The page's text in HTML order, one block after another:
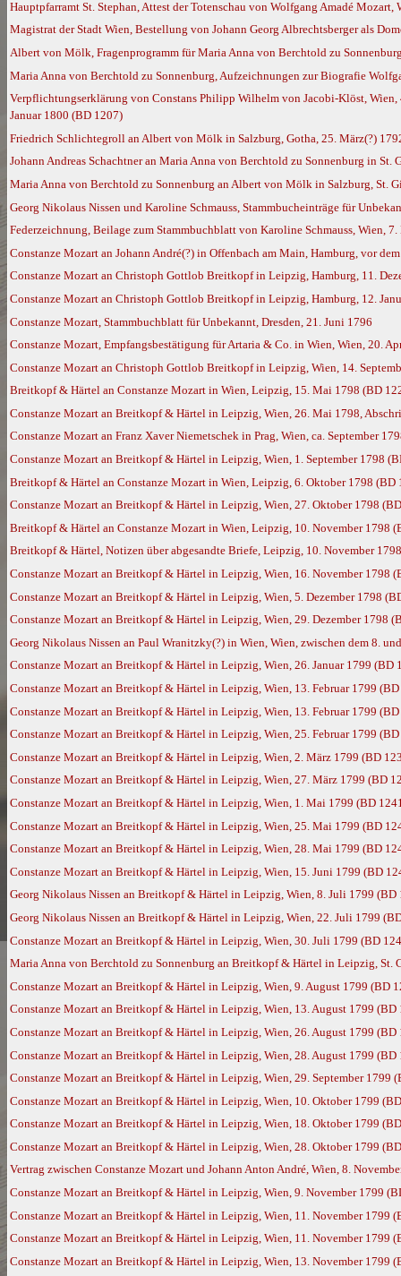
Hauptpfarramt St. Stephan, Attest der Totenschau von Wolfgang Amadé Mozart,
Magistrat der Stadt Wien, Bestellung von Johann Georg Albrechtsberger als
Albert von Mölk, Fragenprogramm für Maria Anna von Berchtold zu
Maria Anna von Berchtold zu Sonnenburg, Aufzeichnungen zur Biografie
Verpflichtungserklärung von Constans Philipp Wilhelm von Jacobi-Klöst,
Januar 1800 (BD 1207)
Friedrich Schlichtegroll an Albert von Mölk in Salzburg, Gotha, 25. März(?)
Johann Andreas Schachtner an Maria Anna von Berchtold zu Sonnenburg in
Maria Anna von Berchtold zu Sonnenburg an Albert von Mölk in Salzburg, St.
Georg Nikolaus Nissen und Karoline Schmauss, Stammbucheinträge für
Federzeichnung, Beilage zum Stammbuchblatt von Karoline Schmauss, Wien,
Constanze Mozart an Johann André(?) in Offenbach am Main, Hamburg, vor
Constanze Mozart an Christoph Gottlob Breitkopf in Leipzig, Hamburg, 11.
Constanze Mozart an Christoph Gottlob Breitkopf in Leipzig, Hamburg, 12.
Constanze Mozart, Stammbuchblatt für Unbekannt, Dresden, 21. Juni 1796
Constanze Mozart, Empfangsbestätigung für Artaria & Co. in Wien, Wien, 20.
Constanze Mozart an Christoph Gottlob Breitkopf in Leipzig, Wien, 14.
Breitkopf & Härtel an Constanze Mozart in Wien, Leipzig, 15. Mai 1798 (BD
Constanze Mozart an Breitkopf & Härtel in Leipzig, Wien, 26. Mai 1798,
Constanze Mozart an Franz Xaver Niemetschek in Prag, Wien, ca. September
Constanze Mozart an Breitkopf & Härtel in Leipzig, Wien, 1. September 1798
Breitkopf & Härtel an Constanze Mozart in Wien, Leipzig, 6. Oktober 1798 (BD
Constanze Mozart an Breitkopf & Härtel in Leipzig, Wien, 27. Oktober 1798
Breitkopf & Härtel an Constanze Mozart in Wien, Leipzig, 10. November 1798
Breitkopf & Härtel, Notizen über abgesandte Briefe, Leipzig, 10. November 1798
Constanze Mozart an Breitkopf & Härtel in Leipzig, Wien, 16. November 1798
Constanze Mozart an Breitkopf & Härtel in Leipzig, Wien, 5. Dezember 1798
Constanze Mozart an Breitkopf & Härtel in Leipzig, Wien, 29. Dezember 1798
Georg Nikolaus Nissen an Paul Wranitzky(?) in Wien, Wien, zwischen dem 8.
Constanze Mozart an Breitkopf & Härtel in Leipzig, Wien, 26. Januar 1799 (BD
Constanze Mozart an Breitkopf & Härtel in Leipzig, Wien, 13. Februar 1799
Constanze Mozart an Breitkopf & Härtel in Leipzig, Wien, 13. Februar 1799
Constanze Mozart an Breitkopf & Härtel in Leipzig, Wien, 25. Februar 1799
Constanze Mozart an Breitkopf & Härtel in Leipzig, Wien, 2. März 1799 (BD
Constanze Mozart an Breitkopf & Härtel in Leipzig, Wien, 27. März 1799 (BD
Constanze Mozart an Breitkopf & Härtel in Leipzig, Wien, 1. Mai 1799 (BD
Constanze Mozart an Breitkopf & Härtel in Leipzig, Wien, 25. Mai 1799 (BD
Constanze Mozart an Breitkopf & Härtel in Leipzig, Wien, 28. Mai 1799 (BD
Constanze Mozart an Breitkopf & Härtel in Leipzig, Wien, 15. Juni 1799 (BD
Georg Nikolaus Nissen an Breitkopf & Härtel in Leipzig, Wien, 8. Juli 1799 (BD
Georg Nikolaus Nissen an Breitkopf & Härtel in Leipzig, Wien, 22. Juli 1799
Constanze Mozart an Breitkopf & Härtel in Leipzig, Wien, 30. Juli 1799 (BD
Maria Anna von Berchtold zu Sonnenburg an Breitkopf & Härtel in Leipzig, St.
Constanze Mozart an Breitkopf & Härtel in Leipzig, Wien, 9. August 1799 (BD
Constanze Mozart an Breitkopf & Härtel in Leipzig, Wien, 13. August 1799 (BD
Constanze Mozart an Breitkopf & Härtel in Leipzig, Wien, 26. August 1799 (BD
Constanze Mozart an Breitkopf & Härtel in Leipzig, Wien, 28. August 1799 (BD
Constanze Mozart an Breitkopf & Härtel in Leipzig, Wien, 29. September 1799
Constanze Mozart an Breitkopf & Härtel in Leipzig, Wien, 10. Oktober 1799
Constanze Mozart an Breitkopf & Härtel in Leipzig, Wien, 18. Oktober 1799
Constanze Mozart an Breitkopf & Härtel in Leipzig, Wien, 28. Oktober 1799
Vertrag zwischen Constanze Mozart und Johann Anton André, Wien, 8.
Constanze Mozart an Breitkopf & Härtel in Leipzig, Wien, 9. November 1799
Constanze Mozart an Breitkopf & Härtel in Leipzig, Wien, 11. November 1799
Constanze Mozart an Breitkopf & Härtel in Leipzig, Wien, 11. November 1799
Constanze Mozart an Breitkopf & Härtel in Leipzig, Wien, 13. November 1799